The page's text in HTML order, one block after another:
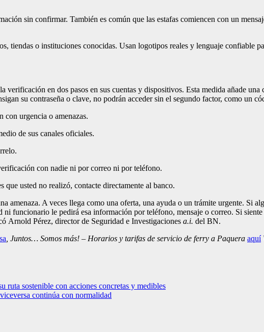
sin confirmar. También es común que las estafas comiencen con un
tiendas o instituciones conocidas. Usan logotipos reales y lenguaje confiable
verificación en dos pasos en sus cuentas y dispositivos. Esta medida añade
su contraseña o clave, no podrán acceder sin el segundo factor, como un
con urgencia o amenazas.
de sus canales oficiales.
con nadie ni por correo ni por teléfono.
que usted no realizó, contacte directamente al banco.
amenaza. A veces llega como una oferta, una ayuda o un trámite urgente. Si
ni funcionario le pedirá esa información por teléfono, mensaje o correo. Si
Arnold Pérez, director de Seguridad e Investigaciones a.i. del BN.
, Juntos… Somos más! – Horarios y tarifas de servicio de ferry a Paquera aquí
ruta sostenible con acciones concretas y medibles
continúa con normalidad